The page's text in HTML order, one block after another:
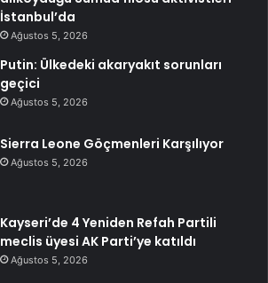
İstanbul’da
Ağustos 5, 2026
Putin: Ülkedeki akaryakıt sorunları
geçici
Ağustos 5, 2026
Sierra Leone Göçmenleri Karşılıyor
Ağustos 5, 2026
Kayseri’de 4 Yeniden Refah Partili
meclis üyesi AK Parti’ye katıldı
Ağustos 5, 2026